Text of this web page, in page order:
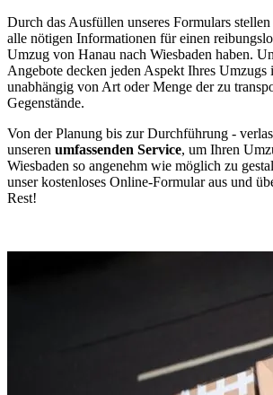
Durch das Ausfüllen unseres Formulars
alle nötigen Informationen für einen
Umzug von Hanau nach Wiesbaden haben.
Angebote decken jeden Aspekt Ihres Umzugs
unabhängig von Art oder Menge der zu
Gegenstände.
Von der Planung bis zur Durchführung -
unseren umfassenden Service, um Ihren
Wiesbaden so angenehm wie möglich zu
unser kostenloses Online-Formular aus und
Rest!